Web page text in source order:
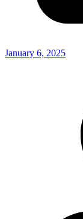
January 6, 2025